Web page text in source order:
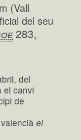
(Vall
del seu
283,
del
el canvi
de
valenciàel